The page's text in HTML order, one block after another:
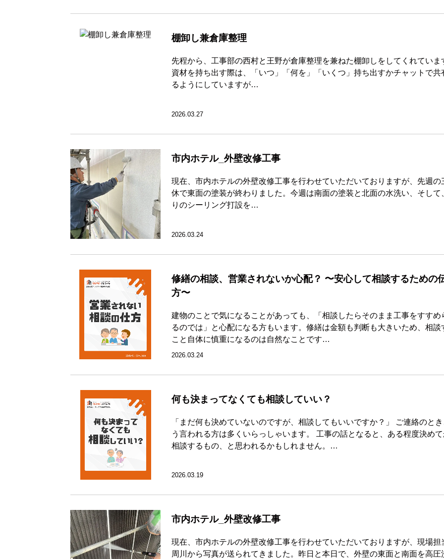
棚卸し兼倉庫整理
先程から、工事部の西村と王野が倉庫整理を兼ねた棚卸しをしてくれていま
資材を持ち出す際は、「いつ」「何を」「いくつ」持ち出すかチャットで共
るようにしていますが…
2026.03.27
市内ホテル_外壁改修工事
現在、市内ホテルの外壁改修工事を行わせていただいておりますが、先週の
休で東面の塗装が終わりました。今週は南面の塗装と北面の水洗い、そして
りのシーリング打設を…
2026.03.24
修繕の相談、営業されないか心配？ 〜安心して相談するための
方〜
建物のことで気になることがあっても、「相談したらそのまま工事をすすめ
るのでは」と心配になる方もいます。修繕は金額も判断も大きいため、相談
こと自体に慎重になるのは自然なことです…
2026.03.24
何も決まってなくても相談していい？
「まだ何も決めていないのですが、相談してもいいですか？」 ご連絡のとき
う言われる方は多くいらっしゃいます。 工事の話となると、ある程度決めて
相談するもの、と思われるかもしれません。…
2026.03.19
市内ホテル_外壁改修工事
現在、市内ホテルの外壁改修工事を行わせていただいておりますが、現場担
周川から写真が送られてきました。昨日と本日で、外壁の東面と南面を高圧